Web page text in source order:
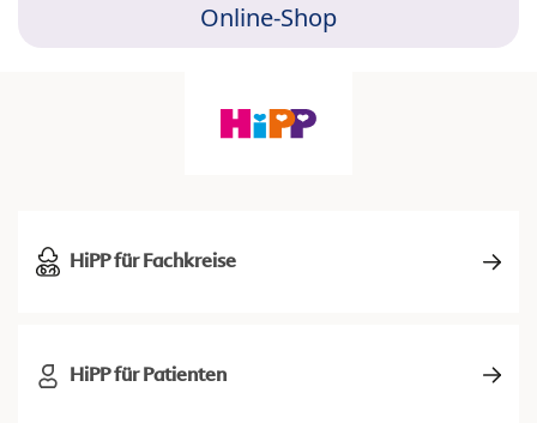
Online-Shop
HiPP für Fachkreise
HiPP für Patienten